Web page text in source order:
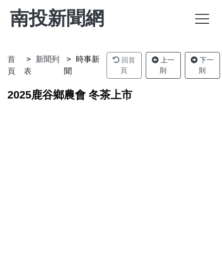
南投新聞網
首
頁
新聞列
表
時事新
聞
回首
頁
上一
則
下一
則
2025鹿谷鄉農會 冬茶上市